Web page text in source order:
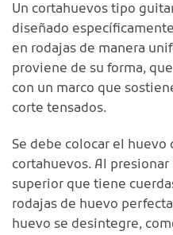
Un cortahuevos tipo
diseñado
en rodajas de manera
proviene de su forma,
con un marco que
corte tensados.
Se debe colocar el
cortahuevos. Al
superior que tiene
rodajas de huevo
huevo se desintegre,